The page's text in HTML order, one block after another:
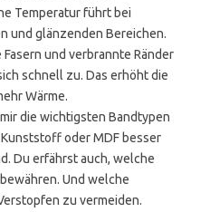
Temperatur führt bei
und glänzenden Bereichen.
und verbrannte Ränder
schnell zu. Das erhöht die
Wärme.
die wichtigsten Bandtypen
oder MDF besser
Du erfährst auch, welche
Und welche
zu vermeiden.